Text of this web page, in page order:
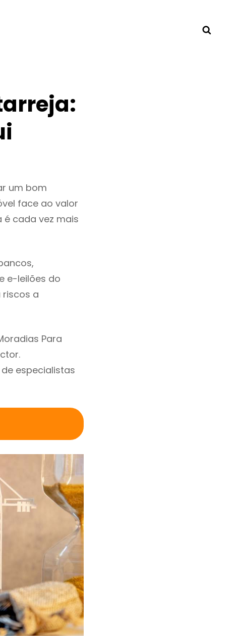
um bom
face ao valor
é cada vez mais
e-leilões do
riscos a
Para
especialistas